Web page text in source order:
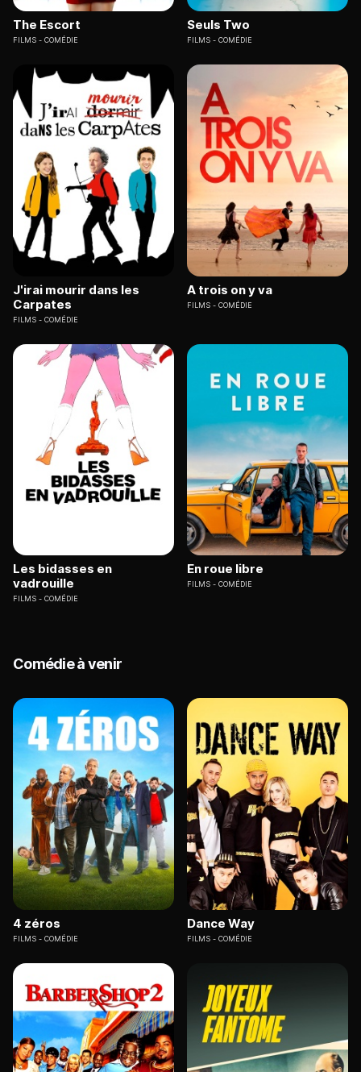
The Escort
FILMS COMÉDIE
Seuls Two
FILMS COMÉDIE
J'irai mourir dans les
Carpates
FILMS COMÉDIE
A trois on y va
FILMS COMÉDIE
Les bidasses en
vadrouille
FILMS COMÉDIE
En roue libre
FILMS COMÉDIE
Comédie à venir
4 zéros
FILMS COMÉDIE
Dance Way
FILMS COMÉDIE